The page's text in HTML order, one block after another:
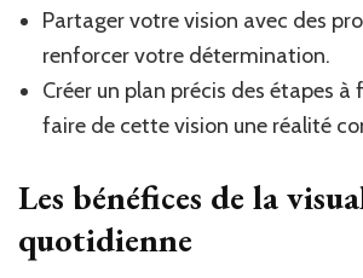
Partager votre vision avec des
renforcer votre détermination.
Créer un plan précis des étapes à
faire de cette vision une réalité
Les bénéfices de la
quotidienne